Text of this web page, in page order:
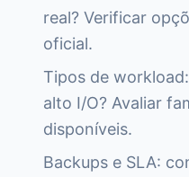
real? Verificar
oficial.
Tipos de
alto I/O? Avaliar
disponíveis.
Backups e SLA: